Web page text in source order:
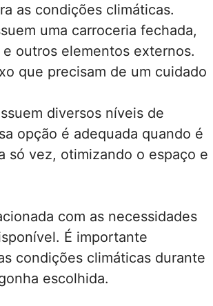
as condições climáticas.
uma carroceria fechada,
outros elementos externos.
que precisam de um cuidado
diversos níveis de
opção é adequada quando é
só vez, otimizando o espaço e
com as necessidades
É importante
condições climáticas durante
escolhida.